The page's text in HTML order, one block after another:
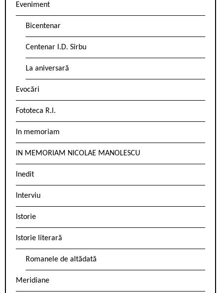
Eveniment
Bicentenar
Centenar I.D. Sîrbu
La aniversară
Evocări
Fototeca R.l.
In memoriam
IN MEMORIAM NICOLAE MANOLESCU
Inedit
Interviu
Istorie
Istorie literară
Romanele de altădată
Meridiane